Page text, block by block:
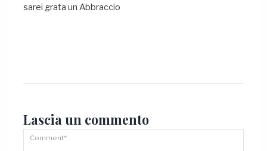
sarei grata un Abbraccio
Lascia un commento